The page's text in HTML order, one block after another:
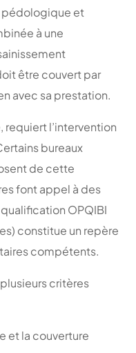
pédologique et
à une
être couvert par
avec sa prestation.
l’intervention
bureaux
de cette
font appel à des
OPQIBI
constitue un repère
compétents.
critères
et la couverture